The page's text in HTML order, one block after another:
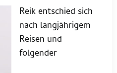
Reik entschied sich
nach langjährigem
Reisen und
folgender